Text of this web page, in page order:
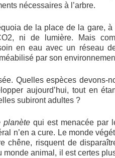
nécessaires à l’arbre.
de la place de la gare,
ni de lumière. Mais
en eau avec un réseau
par son
Quelles espèces devons-
aujourd’hui, tout en
subiront adultes ?
planète qui est menacée par
n’en a cure. Le monde
chêne, risquent de
monde animal, il est certes